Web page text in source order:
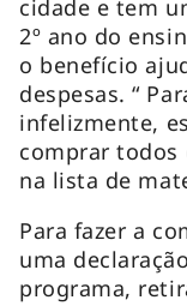
cidade e tem
2º ano do
o benefício
despesas. “
infelizmente,
comprar todos
na lista de
Para fazer a
uma
programa,